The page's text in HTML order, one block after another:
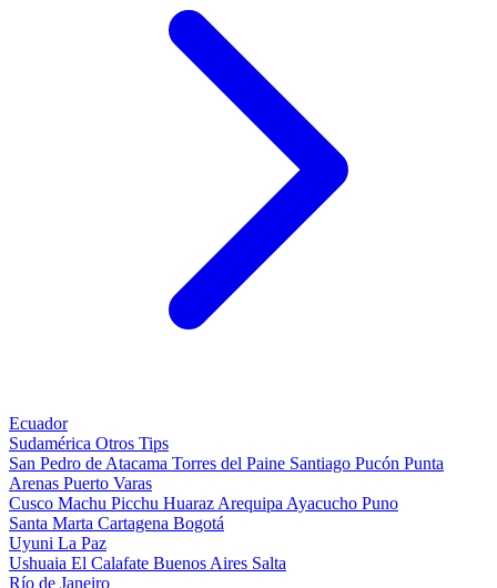
Ecuador
Sudamérica Otros Tips
San Pedro de Atacama Torres del Paine Santiago Pucón Punta
Arenas Puerto Varas
Cusco Machu Picchu Huaraz Arequipa Ayacucho Puno
Santa Marta Cartagena Bogotá
Uyuni La Paz
Ushuaia El Calafate Buenos Aires Salta
Río de Janeiro